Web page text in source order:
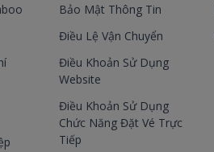
Bảo Mật Thông Tin
Điều Lệ Vận Chuyển
Điều Khoản Sử Dụng
Website
Điều Khoản Sử Dụng
Chức Năng Đặt Vé Trực
Tiếp